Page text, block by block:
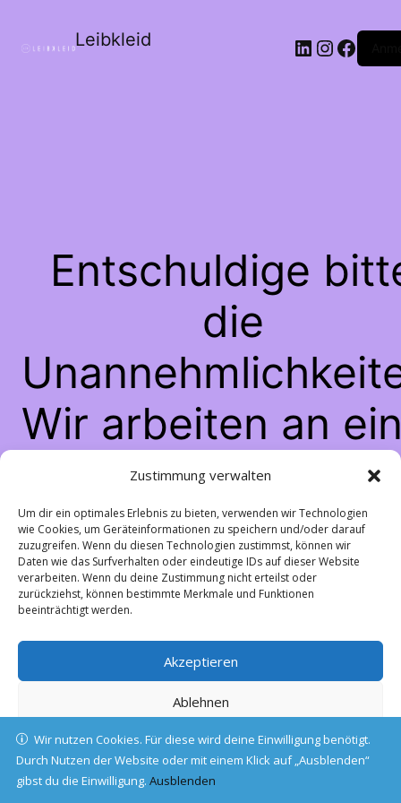
Zustimmung verwalten
Um dir ein optimales Erlebnis zu bieten, verwenden wir Technologien
wie Cookies, um Geräteinformationen zu speichern und/oder darauf
zuzugreifen. Wenn du diesen Technologien zustimmst, können wir
Daten wie das Surfverhalten oder eindeutige IDs auf dieser Website
verarbeiten. Wenn du deine Zustimmung nicht erteilst oder
zurückziehst, können bestimmte Merkmale und Funktionen
beeinträchtigt werden.
Akzeptieren
Ablehnen
Einstellungen ansehen
Cookie-RichtlinieDatenschutz
Leibkleid LinkedIn
Entschuldige
die
Wir arbeiten an
großartigen
schau bald
vorbei!
Wir nutzen Cookies. Für diese wird deine Einwilligung benötigt.
Durch Nutzen der Website oder mit einem Klick auf „Ausblenden“
gibst du die Einwilligung.Ausblenden